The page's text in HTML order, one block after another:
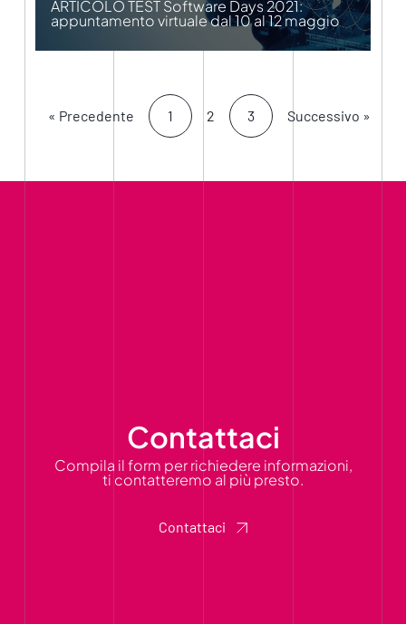
ARTICOLO TEST Software Days 2021:
appuntamento virtuale dal 10 al 12 maggio
« Precedente 1 2 3 Successivo »
Contattaci
Compila il form per richiedere informazioni,
ti contatteremo al più presto.
Contattaci